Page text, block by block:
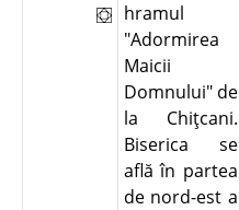
hramul
"Adormirea
Maicii
Domnului" de
la Chiţcani.
Biserica se
află în partea
de nord-est a